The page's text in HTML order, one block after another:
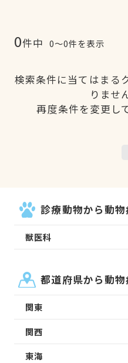
0件中 0〜0件を表示
検索条件に当てはまる
りませ
再度条件を変更し
診療動物から動
獣医科
都道府県から動
関東
関西
東海